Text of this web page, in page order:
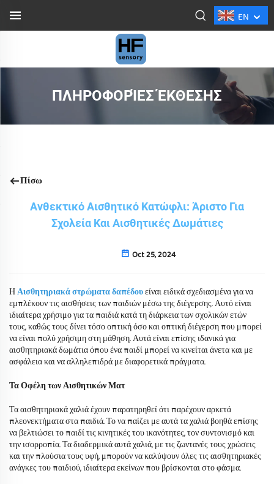
EN
ΠΛΗΡΟΦΟΡΊΕΣ ΈΚΘΕΣΗΣ
Πίσω
Ανθεκτικό Αισθητικό Κατώφλι: Άριστο Για
Σχολεία Και Αισθητικές Δωμάτιες
Oct 25, 2024
ΗΑισθητηριακά στρώματα δαπέδουείναι ειδικά σχεδιασμένα για να
εμπλέκουν τις αισθήσεις των παιδιών μέσω της διέγερσης. Αυτό είναι
ιδιαίτερα χρήσιμο για τα παιδιά κατά τη διάρκεια των σχολικών ετών
τους, καθώς τους δίνει τόσο οπτική όσο και οπτική διέγερση που μπορεί
να είναι πολύ χρήσιμη στη μάθηση. Αυτά είναι επίσης ιδανικά για
αισθητηριακά δωμάτια όπου ένα παιδί μπορεί να κινείται άνετα και με
ασφάλεια και να αλληλεπιδρά με διαφορετικά πράγματα.
Τα Οφέλη των Αισθητικών Ματ
Τα αισθητηριακά χαλιά έχουν παρατηρηθεί ότι παρέχουν αρκετά
πλεονεκτήματα στα παιδιά. Το να παίζει με αυτά τα χαλιά βοηθά επίσης
να βελτιώσει το παιδί τις κινητικές του ικανότητες, τον συντονισμό και
την ισορροπία. Τα διαδερμικά αυτά χαλιά, με τις ζωντανές τους χρώσεις
και την πλούσια τους υφή, μπορούν να καλύψουν όλες τις αισθητηριακές
ανάγκες του παιδιού, ιδιαίτερα εκείνων που βρίσκονται στο φάσμα.